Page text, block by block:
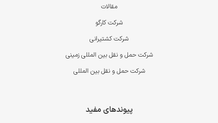
مقالات
شرکت کارگو
شرکت کشتیرانی
شرکت حمل و نقل بین المللی زمینی
شرکت حمل و نقل بین المللی
پیوندهای مفید